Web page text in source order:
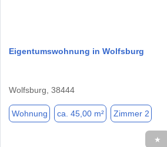
Eigentumswohnung in Wolfsburg
Wolfsburg, 38444
Wohnung ca. 45,00 m² Zimmer 2
★